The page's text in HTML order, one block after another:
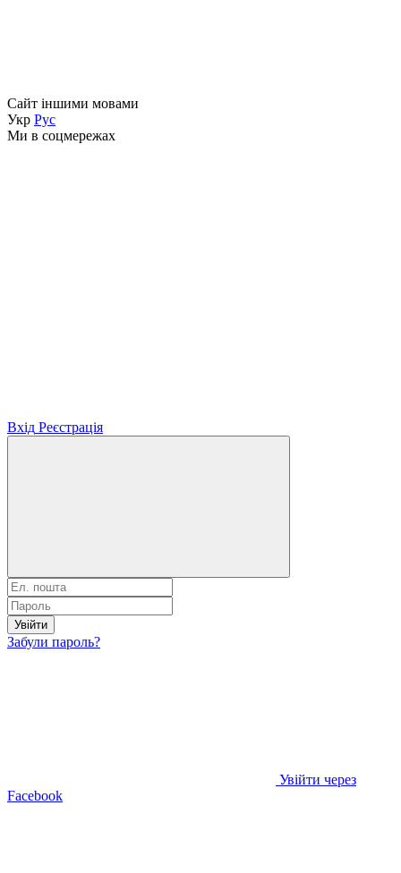
Сайт іншими мовами
Укр Рус
Ми в соцмережах
Вхід Реєстрація
Увійти
Забули пароль?
Увійти через
Facebook